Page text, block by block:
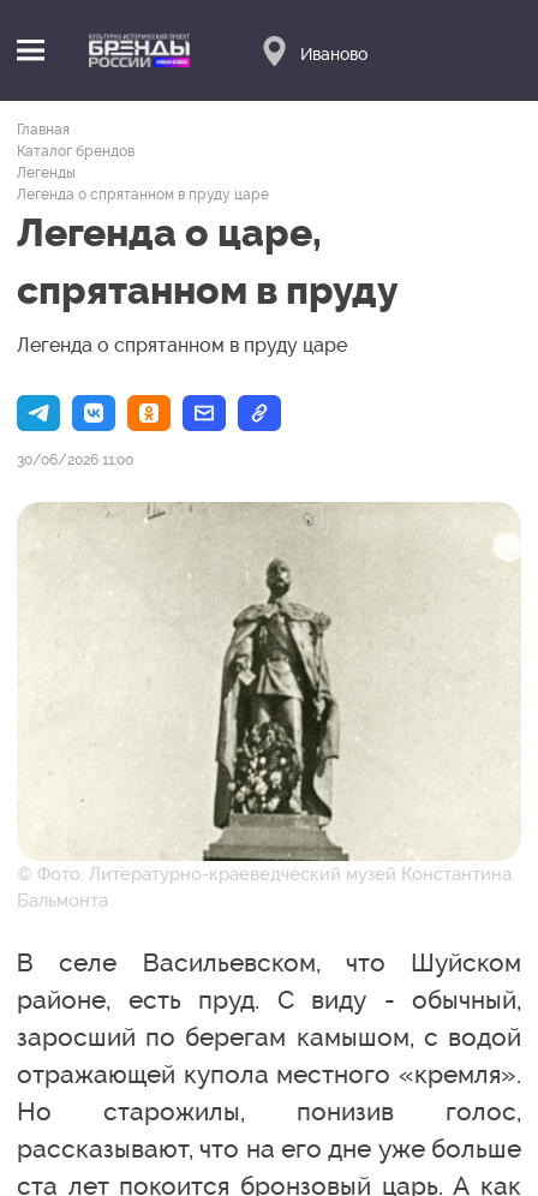
Иваново
Главная
Каталог брендов
Легенды
Легенда о спрятанном в пруду царе
Легенда о царе,
спрятанном в пруду
Легенда о спрятанном в пруду царе
30/06/2026 11:00
© Фото: Литературно-краеведческий музей Константина
Бальмонта
В селе Васильевском, что Шуйском
районе, есть пруд. С виду - обычный,
заросший по берегам камышом, с водой
отражающей купола местного «кремля».
Но старожилы, понизив голос,
рассказывают, что на его дне уже больше
ста лет покоится бронзовый царь. А как